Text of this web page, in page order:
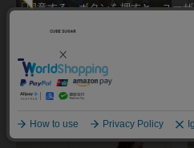
「同意する」ボタンを押すと、ユー
Cookieの使用に関する詳細は「